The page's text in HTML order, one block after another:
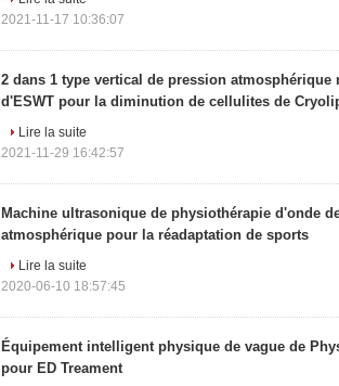
2021-11-17 10:36:07
2 dans 1 type vertical de pression atmosphérique
d'ESWT pour la diminution de cellulites de
Lire la suite
2021-11-29 16:42:57
Machine ultrasonique de physiothérapie d'onde
atmosphérique pour la réadaptation de sports
Lire la suite
2020-06-10 18:57:45
Équipement intelligent physique de vague de
pour ED Treament